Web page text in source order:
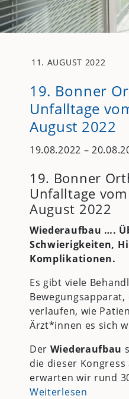
11. AUGUST 2022
19. Bonner
Unfalltage
August 2022
19.08.2022 –
19. Bonner
Unfalltage
August 2022
Wiederaufbau ….
Schwierigkeiten,
Komplikationen.
Es gibt viele
verlaufen, wie
Ärzt*innen es sich
Der Wiederaufbau
die dieser Kongress
erwarten wir rund
Weiterlesen